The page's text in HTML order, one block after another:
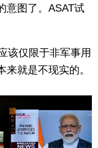
意图了。ASAT试
该仅限于非军事用
就是不现实的。